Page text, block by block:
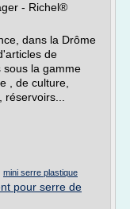
- Richel®
dans la Drôme
de
sous la gamme
, de culture,
mini serre plastique
pour serre de